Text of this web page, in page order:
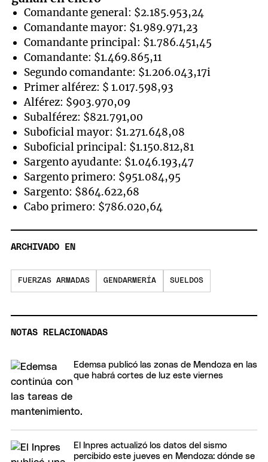
Comandante general: $2.185.953,24
Comandante mayor: $1.989.971,23
Comandante principal: $1.786.451,45
Comandante: $1.469.865,11
Segundo comandante: $1.206.043,17i
Primer alférez: $ 1.017.598,93
Alférez: $903.970,09
Subalférez: $821.791,00
Suboficial mayor: $1.271.648,08
Suboficial principal: $1.150.812,81
Sargento ayudante: $1.046.193,47
Sargento primero: $951.084,95
Sargento: $864.622,68
Cabo primero: $786.020,64
ARCHIVADO EN
FUERZAS ARMADAS GENDARMERÍA SUELDOS
NOTAS RELACIONADAS
Edemsa publicó las zonas de Mendoza en las
que habrá cortes de luz este viernes
El Inpres actualizó los datos del sismo
percibido este jueves en Mendoza: dónde se